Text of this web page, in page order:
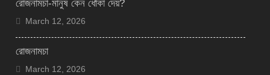
রোজনামচা-মানুষ কেন ধোঁকা দেয়?
March 12, 2026
রোজনামচা
March 12, 2026